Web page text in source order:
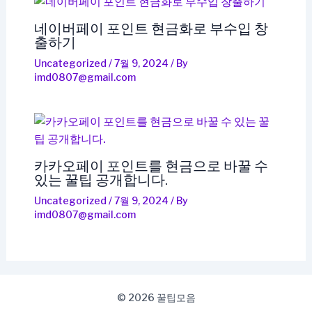
네이버페이 포인트 현금화로 부수입 창
출하기
Uncategorized /7월 9, 2024 / By
imd0807@gmail.com
카카오페이 포인트를 현금으로 바꿀 수
있는 꿀팁 공개합니다.
Uncategorized /7월 9, 2024 / By
imd0807@gmail.com
© 2026 꿀팁모음